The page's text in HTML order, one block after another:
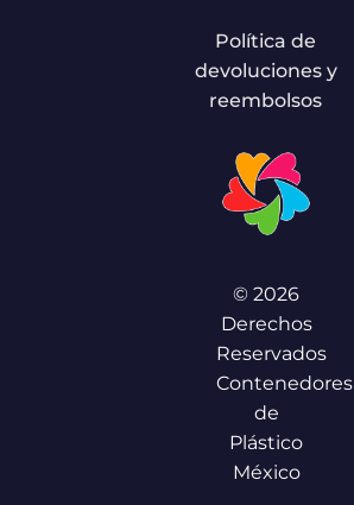
Política de
devoluciones y
reembolsos
© 2026
Derechos
Reservados
Contenedores
de
Plástico
México